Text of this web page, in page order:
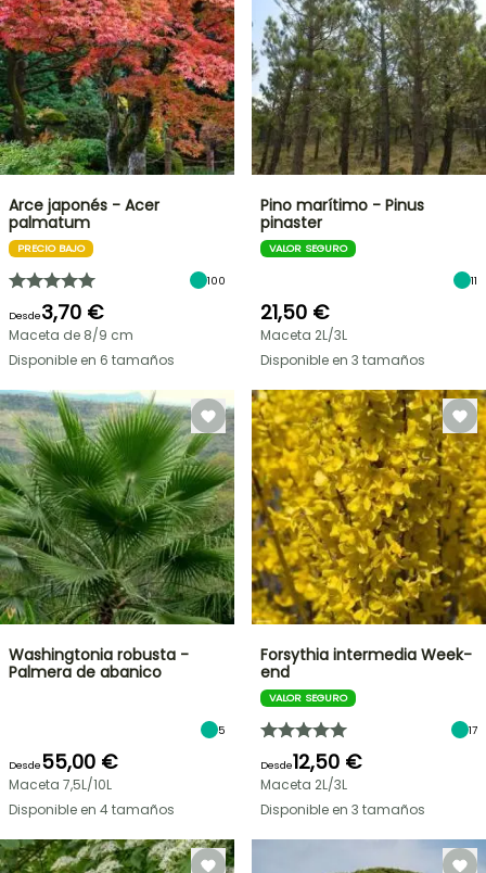
Arce japonés - Acer
palmatum
PRECIO BAJO
100
Desde3,70 €
Maceta de 8/9 cm
Disponible en 6 tamaños
Pino marítimo - Pinus
pinaster
VALOR SEGURO
11
21,50 €
Maceta 2L/3L
Disponible en 3 tamaños
Washingtonia robusta -
Palmera de abanico
5
Desde55,00 €
Maceta 7,5L/10L
Disponible en 4 tamaños
Forsythia intermedia Week-
end
VALOR SEGURO
17
Desde12,50 €
Maceta 2L/3L
Disponible en 3 tamaños